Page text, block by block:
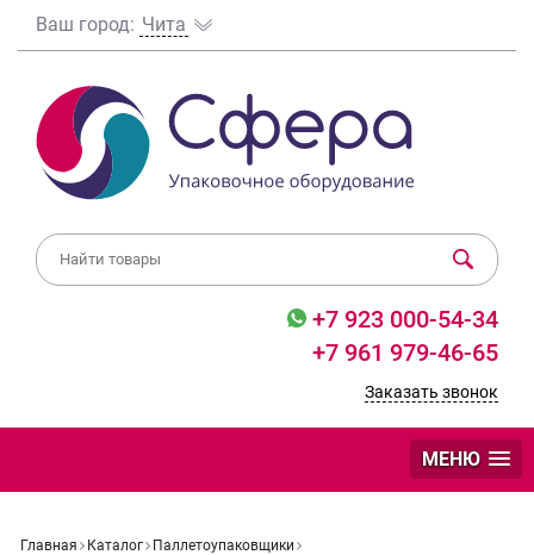
Ваш город: Чита
+7 923 000-54-34
+7 961 979-46-65
Заказать звонок
МЕНЮ
Главная Каталог
Паллетоупаковщики